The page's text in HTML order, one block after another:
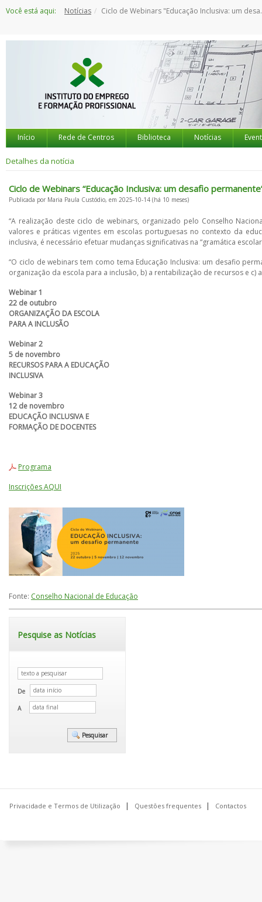
paraVocê está aqui: Notícias Ciclo de Webinars "Educação Inclusiva: um desafio permanente"
Início Rede de Centros Biblioteca Notícias
Detalhes da notícia
Ciclo de Webinars “Educação Inclusiva: um desafio
Publicada por Maria Paula Custódio, em 2025-10-14 (há 10 meses)
“A realização deste ciclo de webinars, organizado pelo Conselho
valores e práticas vigentes em escolas portuguesas no contexto da
inclusiva, é necessário efetuar mudanças significativas na “gramática
“O ciclo de webinars tem como tema Educação Inclusiva: um desafio
organização da escola para a inclusão, b) a rentabilização de recursos e c)
Webinar 1
22 de outubro
ORGANIZAÇÃO DA ESCOLA
PARA A INCLUSÃO
Webinar 2
5 de novembro
RECURSOS PARA A EDUCAÇÃO
INCLUSIVA
Webinar 3
12 de novembro
EDUCAÇÃO INCLUSIVA E
FORMAÇÃO DE DOCENTES
Programa
Inscrições AQUI
Fonte: Conselho Nacional de Educação
Pesquise as Notícias
De
A
Privacidade e Termos de Utilização Questões frequentes Contactos